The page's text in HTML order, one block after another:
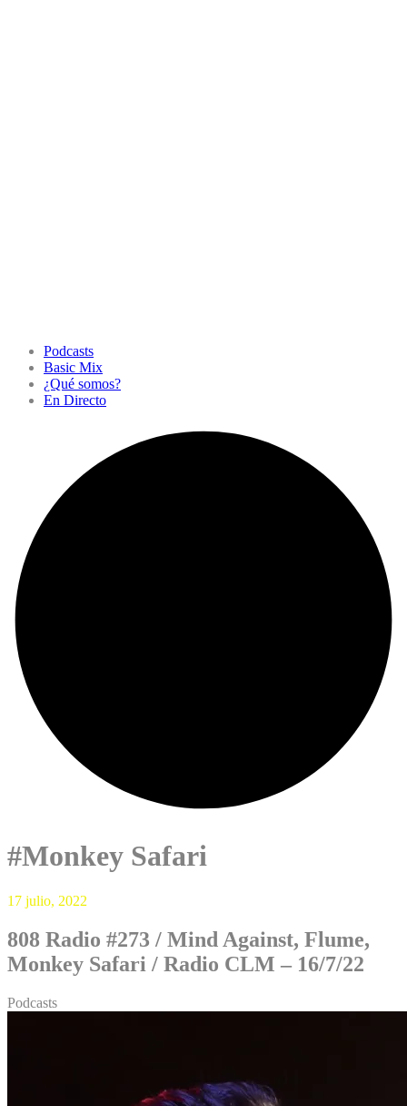
Podcasts
Basic Mix
¿Qué somos?
En Directo
#Monkey Safari
17 julio, 2022
808 Radio #273 / Mind Against, Flume,
Monkey Safari / Radio CLM – 16/7/22
Podcasts